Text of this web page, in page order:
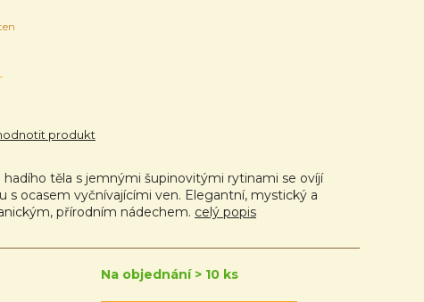
produkt
hadího těla s jemnými šupinovitými rytinami se ovíjí
s ocasem vyčnívajícími ven. Elegantní, mystický a
přírodním nádechem. celý popis
Na objednání > 10 ks